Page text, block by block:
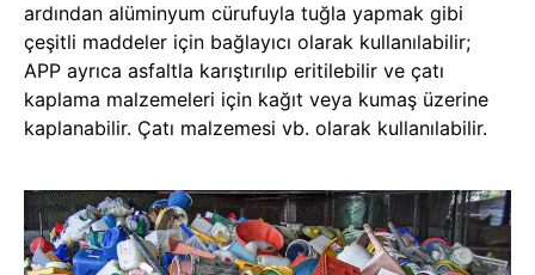
ardından alüminyum cürufuyla tuğla yapmak gibi
çeşitli maddeler için bağlayıcı olarak kullanılabilir;
APP ayrıca asfaltla karıştırılıp eritilebilir ve çatı
kaplama malzemeleri için kağıt veya kumaş üzerine
kaplanabilir. Çatı malzemesi vb. olarak kullanılabilir.